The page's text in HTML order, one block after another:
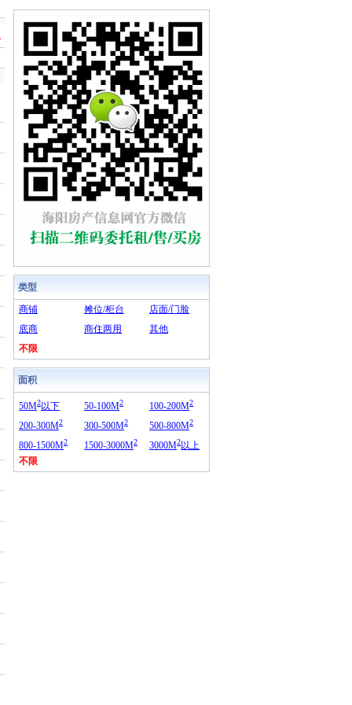
类型
商铺
摊位/柜台
店面/门脸
底商
商住两用
其他
不限
面积
50M2以下 50-100M2 100-200M2
200-300M2 300-500M2 500-800M2
800-1500M2 1500-3000M2 3000M2以上
不限